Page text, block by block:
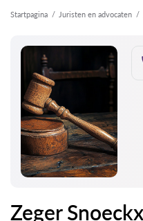
Startpagina Juristen en advocaten
Zeger Snoeckx